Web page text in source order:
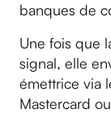
banques de
Une fois que
signal, elle
émettrice via
Mastercard